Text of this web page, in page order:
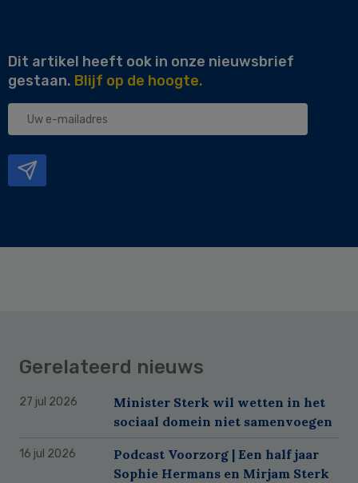
Dit artikel heeft ook in onze nieuwsbrief
gestaan. Blijf op de hoogte.
Uw
Gerelateerd nieuws
27 jul 2026
Minister Sterk wil wetten in het
sociaal domein niet samenvoegen
16 jul 2026
Podcast Voorzorg | Een half jaar
Sophie Hermans en Mirjam Sterk